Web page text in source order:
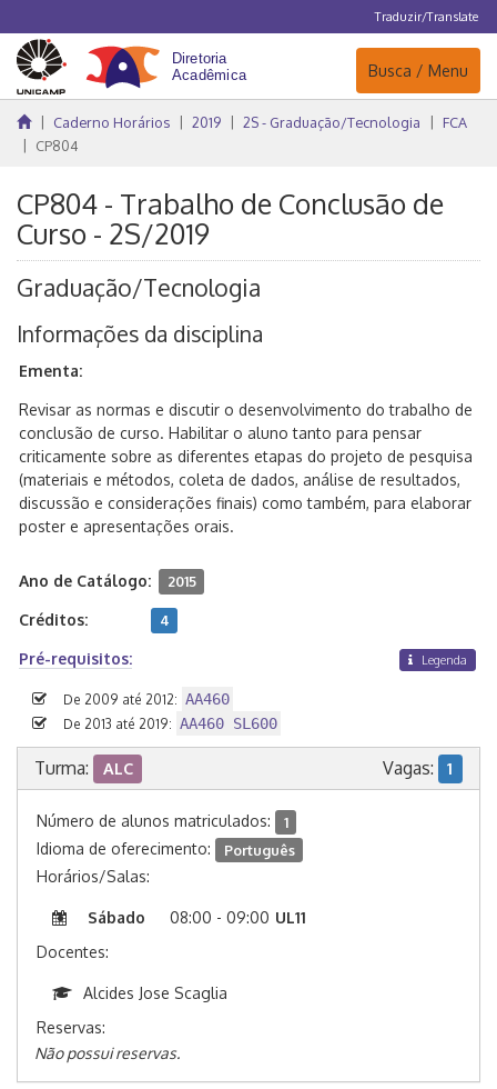
Traduzir/Translate
Navegação
Busca / Menu
Caderno Horários 2019 2S - Graduação/Tecnologia
FCA
CP804
CP804 - Trabalho de Conclusão de
Curso - 2S/2019
Graduação/Tecnologia
Informações da disciplina
Ementa:
Revisar as normas e discutir o desenvolvimento do trabalho de
conclusão de curso. Habilitar o aluno tanto para pensar
criticamente sobre as diferentes etapas do projeto de pesquisa
(materiais e métodos, coleta de dados, análise de resultados,
discussão e considerações finais) como também, para elaborar
poster e apresentações orais.
Ano de Catálogo: 2015
Créditos: 4
Pré-requisitos: Legenda
De 2009 até 2012: AA460
De 2013 até 2019: AA460 SL600
Turma: ALC Vagas: 1
Número de alunos matriculados: 1
Idioma de oferecimento: Português
Horários/Salas:
Sábado 08:00 - 09:00 UL11
Docentes:
Alcides Jose Scaglia
Reservas:
Não possui reservas.